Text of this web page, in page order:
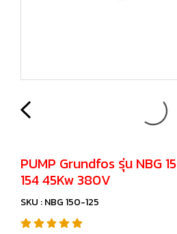
PUMP Grundfos รุ่น NBG
154 45Kw 380V
SKU : NBG 150-125